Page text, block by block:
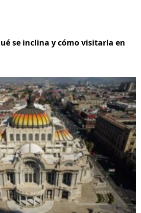
se inclina y cómo visitarla en